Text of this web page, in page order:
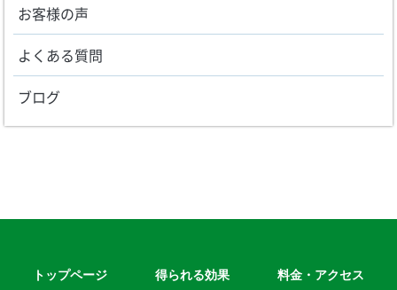
お客様の声
よくある質問
ブログ
トップページ 得られる効果 料金・アクセス